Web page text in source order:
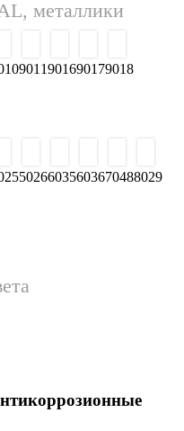
металлики
9011901690179018
50266035603670488029